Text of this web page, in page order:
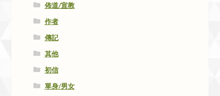
佈道/宣教
作者
傳記
其他
初信
單身/男女